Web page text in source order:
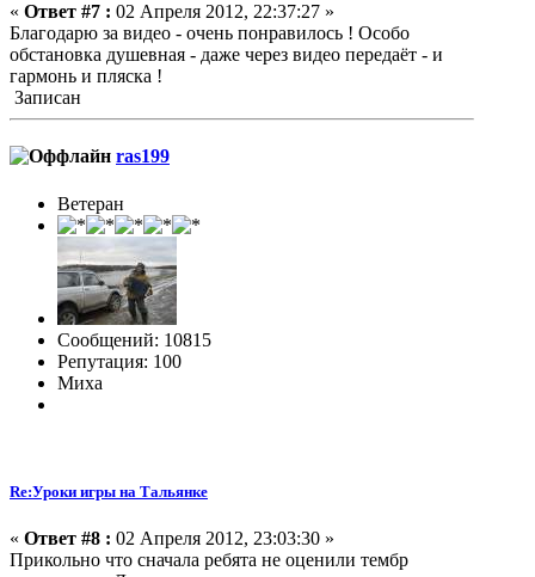
« Ответ #7 : 02 Апреля 2012, 22:37:27 »
Благодарю за видео - очень понравилось ! Особо
обстановка душевная - даже через видео передаёт - и
гармонь и пляска !
Записан
ras199
Ветеран
Сообщений: 10815
Репутация: 100
Миха
Re:Уроки игры на Тальянке
« Ответ #8 : 02 Апреля 2012, 23:03:30 »
Прикольно что сначала ребята не оценили тембр